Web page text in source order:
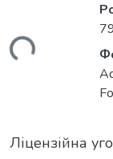
Ліцензійна